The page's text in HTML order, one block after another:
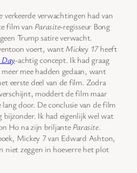
verkeerde verwachtingen had van
film van Parasite-regisseur Bong
Trump satire verwacht.
voert, wantMickey 17heeft
-achtig concept. Ik had graag
mee hadden gedaan, want
eerste deel van de film. Zodra
moddert de film maar
door. De conclusie van de film
bijzonder. Ik had eigenlijk wel wat
Ho na zijn briljanteParasite.
Mickey 7 van Edward Ashton,
niet zeggen in hoeverre het plot